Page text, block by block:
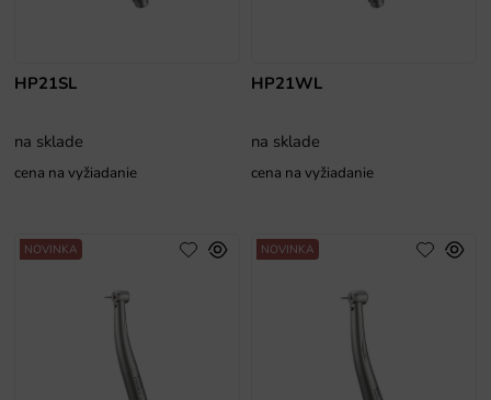
HP21SL
na sklade
cena na vyžiadanie
HP21WL
na sklade
cena na vyžiadanie
NOVINKA NOVINKA